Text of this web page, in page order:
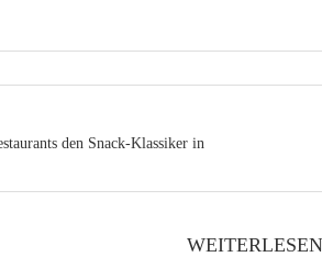
den Snack-Klassiker in